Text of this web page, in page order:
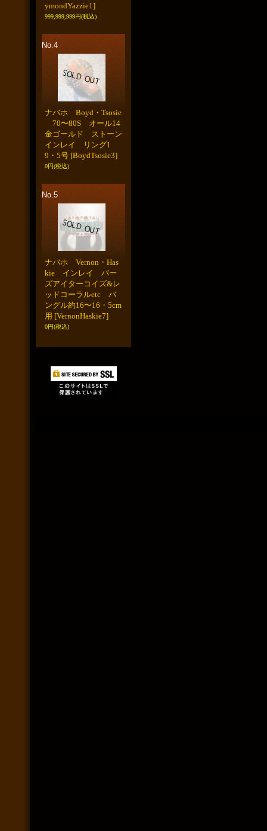
ymondYazzie1]
999,999,999円(税込)
No.4
ナバホ Boyd・Tsosie
70〜80S オール14
金ゴールド ストーン
インレイ リング1
9・5号 [BoydTsosie3]
0円(税込)
No.5
ナバホ Vernon・Has
kie インレイ バー
ズアイターコイズ&レ
ッドコーラルetc バ
ングル約16〜16・5cm
用 [VernonHaskie7]
0円(税込)